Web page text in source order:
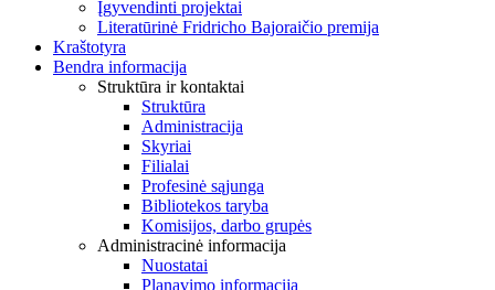
Įgyvendinti projektai
Literatūrinė Fridricho Bajoraičio premija
Kraštotyra
Bendra informacija
Struktūra ir kontaktai
Struktūra
Administracija
Skyriai
Filialai
Profesinė sąjunga
Bibliotekos taryba
Komisijos, darbo grupės
Administracinė informacija
Nuostatai
Planavimo informacija